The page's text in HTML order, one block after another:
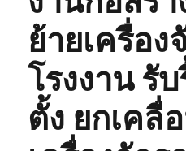
ย้ายเครื่อ
โรงงาน รั
ตั้ง ยกเคลื่